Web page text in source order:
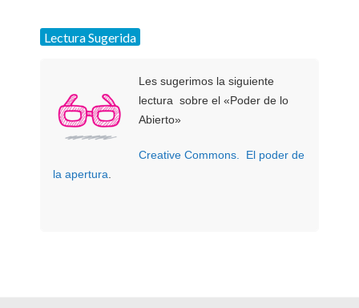
algunos permisos sobre sus obras, pero en
qué derechos se reservan y cuáles liberan.
Y por ello, aunque deseen que otros
reproduzcan, remixen, traduzcan,
republiquen o publiquen en formatos
analógicos su obra, sin este aviso legal, el
beneficiario sólo puede leerla. Por ello, los
Lectura Sugerida
Les sugerimos la siguiente
lectura sobre el «Poder de lo
Abierto»
Creative Commons. El poder de
la apertura